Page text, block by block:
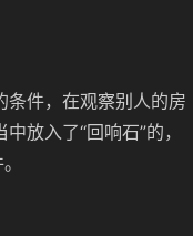
条件，在观察别人的房
放入了“回响石”的，